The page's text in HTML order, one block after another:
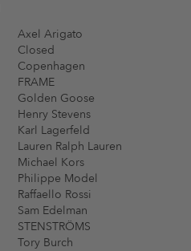
Axel Arigato
Closed
Copenhagen
FRAME
Golden Goose
Henry Stevens
Karl Lagerfeld
Lauren Ralph Lauren
Michael Kors
Philippe Model
Raffaello Rossi
Sam Edelman
STENSTRÖMS
Tory Burch